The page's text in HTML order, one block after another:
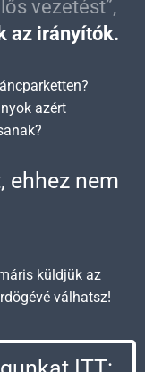
vezetést”,
az irányítók.
azért
ehhez nem
küldjük az
válhatsz!